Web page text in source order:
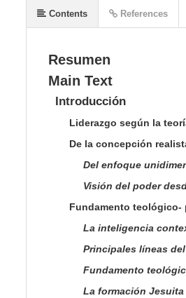
Resumen
Main Text
Introducción
Liderazgo según la
De la concepción
Del enfoque
Visión del poder
Fundamento teológico-
La inteligencia
Principales líneas
Fundamento
La formación
Contents References